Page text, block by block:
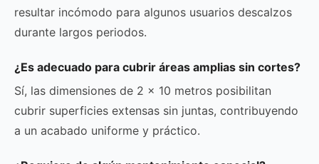
resultar incómodo para algunos usuarios descalzos
durante largos periodos.
¿Es adecuado para cubrir áreas amplias sin cortes?
Sí, las dimensiones de 2 x 10 metros posibilitan
cubrir superficies extensas sin juntas, contribuyendo
a un acabado uniforme y práctico.